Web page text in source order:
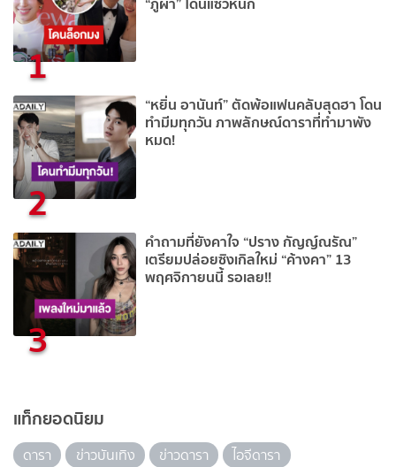
1
2
“หยิ่น อานันท์” ตัดพ้อแฟนคลับสุดฮา โดน
ทำมีมทุกวัน ภาพลักษณ์ดาราที่ทำมาพัง
หมด!
3
คำถามที่ยังคาใจ “ปราง กัญญ์ณรัณ”
เตรียมปล่อยซิงเกิลใหม่ “ค้างคา” 13
พฤศจิกายนนี้ รอเลย!!
แท็กยอดนิยม
ดารา ข่าวบันเทิง ข่าวดารา
ไอจีดารา